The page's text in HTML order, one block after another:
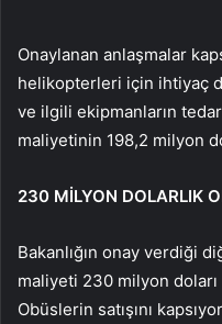
Onaylanan anlaşmalar
helikopterleri için ihtiyaç
ve ilgili ekipmanların
maliyetinin 198,2 milyon
230 MİLYON DOLARLIK
Bakanlığın onay verdiği
maliyeti 230 milyon
Obüslerin satışını